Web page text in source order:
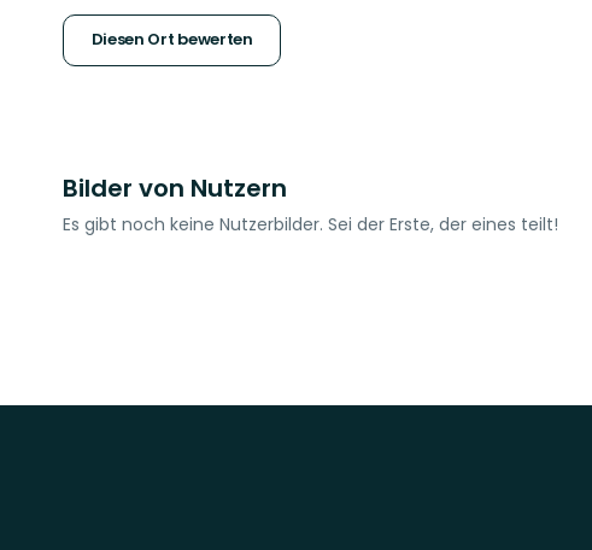
Sternen
Diesen Ort bewerten
Bilder von Nutzern
Es gibt noch keine Nutzerbilder. Sei der Erste, der eines teilt!